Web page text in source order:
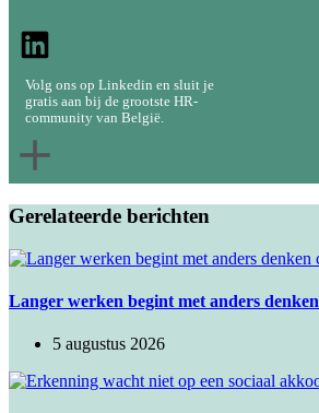
Volg ons op Linkedin en sluit je
gratis aan bij de grootste HR-
community van België.
Gerelateerde berichten
Langer werken begint met anders denken
5 augustus 2026